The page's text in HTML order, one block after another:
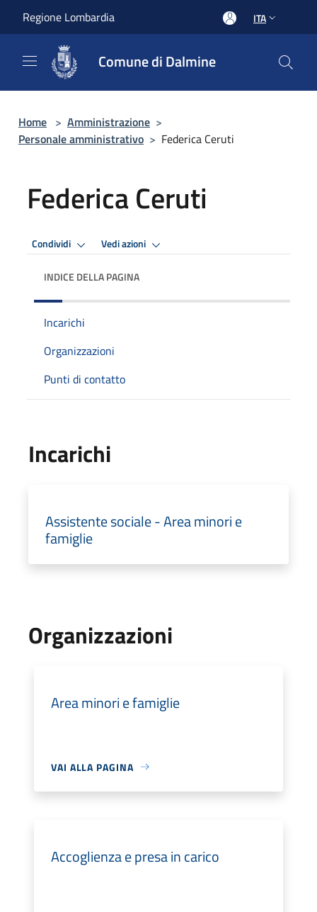
Regione Lombardia ITA
Comune di Dalmine
Home > Amministrazione >
Personale amministrativo > Federica Ceruti
Federica Ceruti
Condividi Vedi azioni
INDICE DELLA PAGINA
Incarichi
Organizzazioni
Punti di contatto
Incarichi
Assistente sociale - Area minori e
famiglie
Organizzazioni
Area minori e famiglie
VAI ALLA PAGINA
Accoglienza e presa in carico